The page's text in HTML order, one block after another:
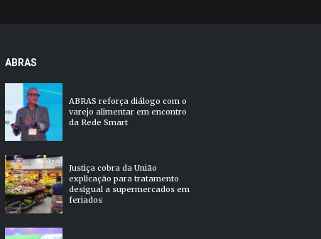
ABRAS
ABRAS reforça diálogo com o
varejo alimentar em encontro
da Rede Smart
Justiça cobra da União
explicação para tratamento
desigual a supermercados em
feriados